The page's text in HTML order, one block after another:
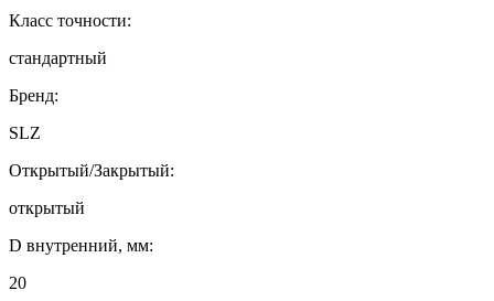
Класс точности:
стандартный
Бренд:
SLZ
Открытый/Закрытый:
открытый
D внутренний, мм:
20